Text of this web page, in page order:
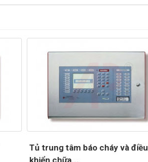
Tủ trung tâm báo cháy và điều